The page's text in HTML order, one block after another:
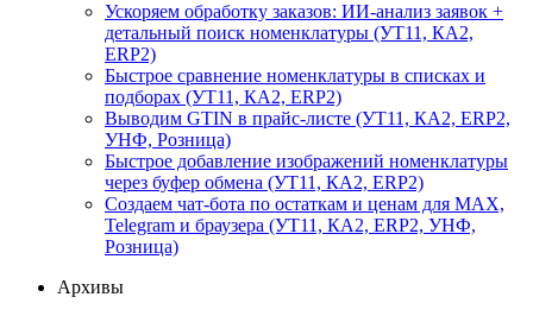
Ускоряем обработку заказов: ИИ-анализ заявок +
детальный поиск номенклатуры (УТ11, КА2,
ERP2)
Быстрое сравнение номенклатуры в списках и
подборах (УТ11, КА2, ERP2)
Выводим GTIN в прайс-листе (УТ11, КА2, ERP2,
УНФ, Розница)
Быстрое добавление изображений номенклатуры
через буфер обмена (УТ11, КА2, ERP2)
Создаем чат-бота по остаткам и ценам для MAX,
Telegram и браузера (УТ11, КА2, ERP2, УНФ,
Розница)
Архивы